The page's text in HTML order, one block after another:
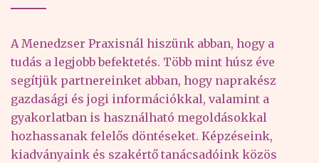
A Menedzser Praxisnál hiszünk abban, hogy a
tudás a legjobb befektetés. Több mint húsz éve
segítjük partnereinket abban, hogy naprakész
gazdasági és jogi információkkal, valamint a
gyakorlatban is használható megoldásokkal
hozhassanak felelős döntéseket. Képzéseink,
kiadványaink és szakértő tanácsadóink közös